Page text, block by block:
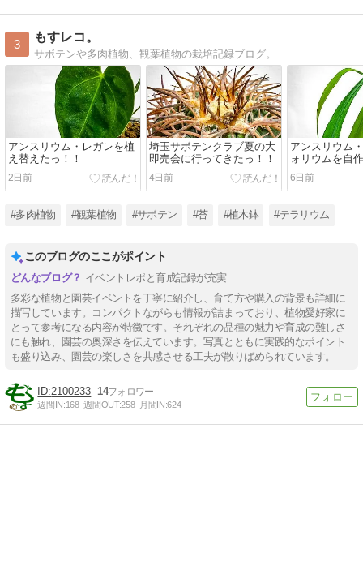
3
もすレコ。
サボテンや多肉植物、観葉植物の栽培記録ブログ。
アンスリウム・レガレを植
え替えたっ！！
2日前
埼玉サボテンクラブ夏の大
即売会に行ってきたっ！！
4日前
アンスリウム
ォリウムを自
植え替えた！！
6日前
#多肉植物 #観葉植物 #サボテン #苔 #植木鉢 #テラリウム
このブログのここがポイント
イベントレポと育成記録が充実
多彩な植物と園芸イベントを丁寧に紹介し、育て方や購入の背景も詳細に
描写しています。コンパクトながらも情報が詰まっており、植物愛好家に
とって参考になる内容が特徴です。それぞれの品種の魅力や育成の難しさ
にも触れ、園芸の奥深さを伝えています。写真とともに実践的なポイント
も盛り込み、園芸の楽しさを共感させる工夫が散りばめられています。
2100233 14
週間IN:168 週間OUT:258 月間IN:624